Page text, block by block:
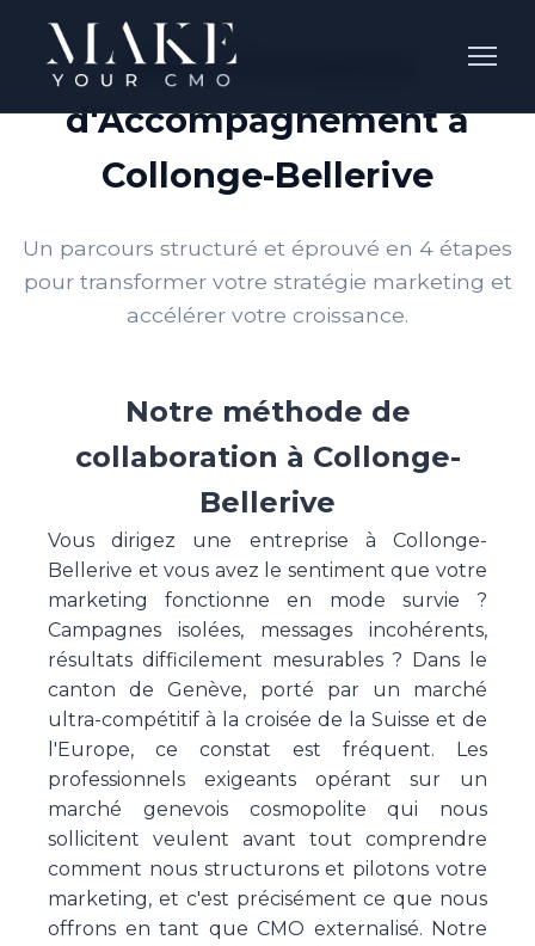
Notre Processus
d'Accompagnement à
Collonge-Bellerive
Un parcours structuré et éprouvé en 4 étapes
pour transformer votre stratégie marketing et
accélérer votre croissance.
Notre méthode de
collaboration à Collonge-
Bellerive
Vous dirigez une entreprise à Collonge-
Bellerive et vous avez le sentiment que votre
marketing fonctionne en mode survie ?
Campagnes isolées, messages incohérents,
résultats difficilement mesurables ? Dans le
canton de Genève, porté par un marché
ultra-compétitif à la croisée de la Suisse et de
l'Europe, ce constat est fréquent. Les
professionnels exigeants opérant sur un
marché genevois cosmopolite qui nous
sollicitent veulent avant tout comprendre
comment nous structurons et pilotons votre
marketing, et c'est précisément ce que nous
offrons en tant que CMO externalisé. Notre